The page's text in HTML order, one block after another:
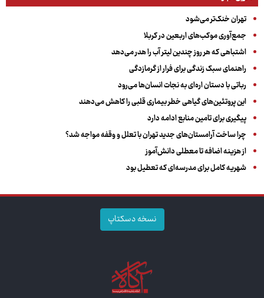
تهران خنک‌تر می‌شود
جمع‌آوری موکب‌های اربعین در کربلا
اشتباهی که هر روز چندین لیتر آب را هدر می‌دهد
راهنمای سبک زندگی برای فرار از گرمازدگی
رباتی با دستان اره‌ای به نجات انسان‌ها می‌رود
این پروتئین‌های گیاهی خطر بیماری قلبی را کاهش می‌دهند
پیگیری برای تامین منابع ادامه دارد
چرا ساخت آرامستان‌های جدید تهران با تعلل و وقفه مواجه شد؟
از هزینه اضافه تا معطلی دانش‌آموز
شهریه کامل برای مدرسه‌ای که تعطیل بود
نسخه دسکتاپ